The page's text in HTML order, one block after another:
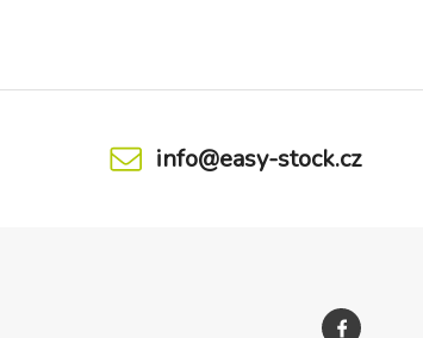
info@easy-stock.cz